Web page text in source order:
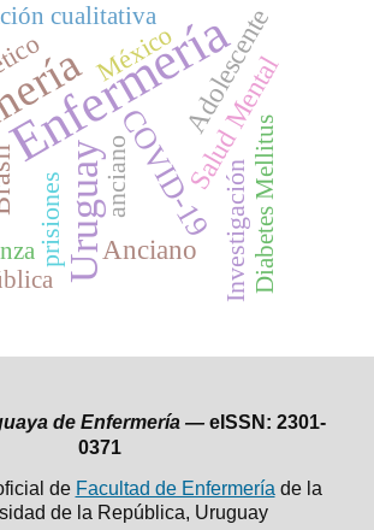
Enfermería
UruguayCOVID-19
Adolescente
Anciano
Salud Mental
Investigación
prisiones
México
anciano
cualitativa
Diabetes Mellitus
de Enfermería — eISSN: 2301-
0371
de Facultad de Enfermería de la
de la República, Uruguay